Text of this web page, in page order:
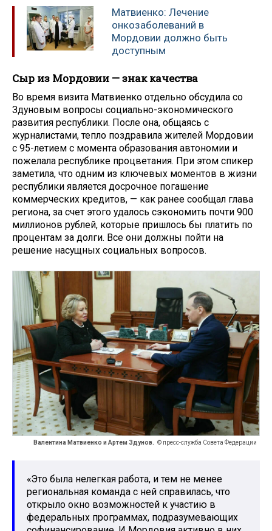
Матвиенко: Лечение
онкозаболеваний в
Мордовии должно быть
доступным
Сыр из Мордовии — знак качества
Во время визита Матвиенко отдельно обсудила со
Здуновым вопросы социально-экономического
развития республики. После она, общаясь с
журналистами, тепло поздравила жителей Мордовии
с 95-летием с момента образования автономии и
пожелала республике процветания. При этом спикер
заметила, что одним из ключевых моментов в жизни
республики является досрочное погашение
коммерческих кредитов, — как ранее сообщал глава
региона, за счет этого удалось сэкономить почти 900
миллионов рублей, которые пришлось бы платить по
процентам за долги. Все они должны пойти на
решение насущных социальных вопросов.
Валентина Матвиенко и Артем Здунов. © пресс-служба Совета Федерации
«Это была нелегкая работа, и тем не менее
региональная команда с ней справилась, что
открыло окно возможностей к участию в
федеральных программах, подразумевающих